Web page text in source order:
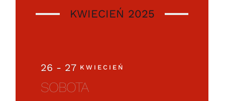
KWIECIEŃ 2025
26 - 27 KWIECIEŃ
SOBOTA